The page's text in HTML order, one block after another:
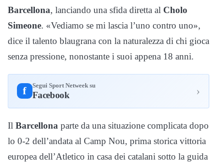
Barcellona, lanciando una sfida diretta al Cholo
Simeone. «Vediamo se mi lascia l’uno contro uno»,
dice il talento blaugrana con la naturalezza di chi gioca
senza pressione, nonostante i suoi appena 18 anni.
f Segui Sport Netweek su
Facebook ›
Il Barcellona parte da una situazione complicata dopo
lo 0-2 dell’andata al Camp Nou, prima storica vittoria
europea dell’Atletico in casa dei catalani sotto la guida